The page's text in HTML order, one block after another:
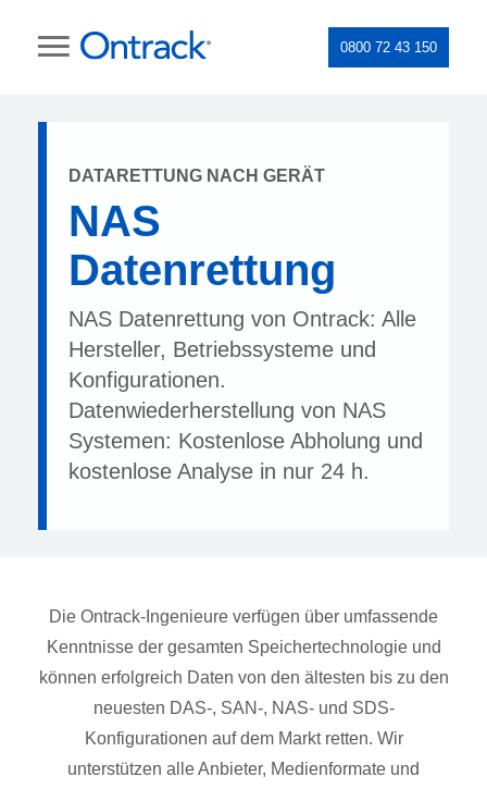
0800 72 43 150
DATARETTUNG NACH GERÄT
NAS
Datenrettung
NAS Datenrettung von Ontrack: Alle
Hersteller, Betriebssysteme und
Konfigurationen.
Datenwiederherstellung von NAS
Systemen: Kostenlose Abholung und
kostenlose Analyse in nur 24 h.
Die Ontrack-Ingenieure verfügen über umfassende
Kenntnisse der gesamten Speichertechnologie und
können erfolgreich Daten von den ältesten bis zu den
neuesten DAS-, SAN-, NAS- und SDS-
Konfigurationen auf dem Markt retten. Wir
unterstützen alle Anbieter, Medienformate und